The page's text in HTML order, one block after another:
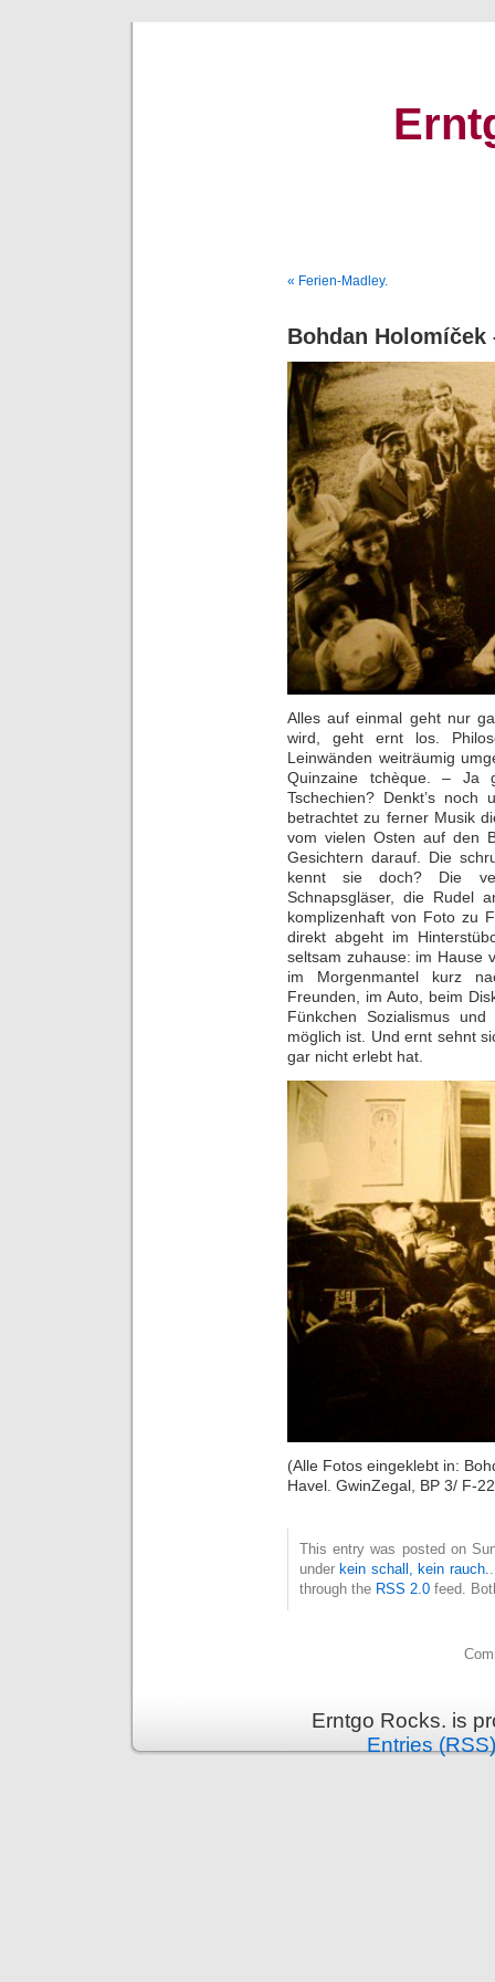
« Ferien-Madley.
Bohdan Holomíček
Alles auf einmal geht nur
wird, geht ernt los.
Leinwänden weiträumig
Quinzaine tchèque. – Ja
Tschechien? Denkt’s
betrachtet zu ferner Musik
vom vielen Osten auf den
Gesichtern darauf. Die
kennt sie doch? Die
Schnapsgläser, die Rudel
komplizenhaft von Foto zu
direkt abgeht im
seltsam zuhause: im Hause
im Morgenmantel kurz
Freunden, im Auto, beim
Fünkchen Sozialismus
möglich ist. Und ernt sehnt
gar nicht erlebt hat.
(Alle Fotos eingeklebt in:
Havel. GwinZegal, BP 3/ F-
This entry was posted on
under kein schall, kein rauch.
through the RSS 2.0 feed.
Erntgo Rocks. is
Entries (RSS)